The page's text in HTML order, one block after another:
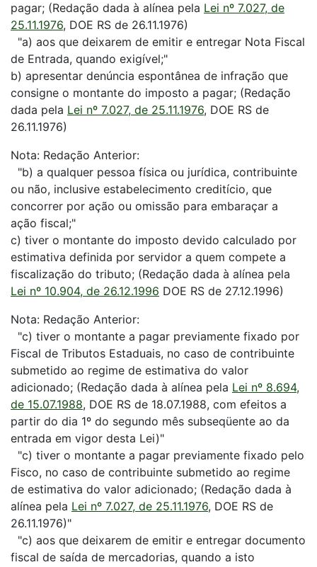
pagar; (Redação dada à alínea pela Lei nº 7.027, de
25.11.1976, DOE RS de 26.11.1976)
"a) aos que deixarem de emitir e entregar Nota Fiscal
de Entrada, quando exigível;"
b) apresentar denúncia espontânea de infração que
consigne o montante do imposto a pagar; (Redação
dada pela Lei nº 7.027, de 25.11.1976, DOE RS de
26.11.1976)
Nota: Redação Anterior:
"b) a qualquer pessoa física ou jurídica, contribuinte
ou não, inclusive estabelecimento creditício, que
concorrer por ação ou omissão para embaraçar a
ação fiscal;"
c) tiver o montante do imposto devido calculado por
estimativa definida por servidor a quem compete a
fiscalização do tributo; (Redação dada à alínea pela
Lei nº 10.904, de 26.12.1996 DOE RS de 27.12.1996)
Nota: Redação Anterior:
"c) tiver o montante a pagar previamente fixado por
Fiscal de Tributos Estaduais, no caso de contribuinte
submetido ao regime de estimativa do valor
adicionado; (Redação dada à alínea pela Lei nº 8.694,
de 15.07.1988, DOE RS de 18.07.1988, com efeitos a
partir do dia 1º do segundo mês subseqüente ao da
entrada em vigor desta Lei)"
"c) tiver o montante a pagar previamente fixado pelo
Fisco, no caso de contribuinte submetido ao regime
de estimativa do valor adicionado; (Redação dada à
alínea pela Lei nº 7.027, de 25.11.1976, DOE RS de
26.11.1976)"
"c) aos que deixarem de emitir e entregar documento
fiscal de saída de mercadorias, quando a isto